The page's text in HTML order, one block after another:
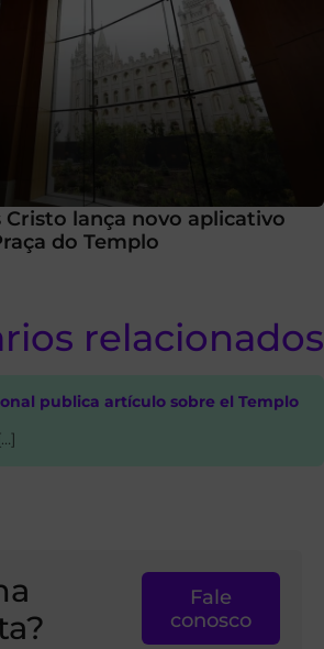
Cristo lança novo aplicativo
do Templo
relacionados
publica artículo sobre el Templo
Fale
conosco